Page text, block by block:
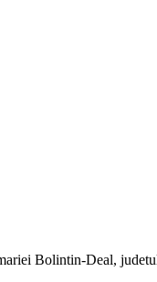
Bolintin-Deal,